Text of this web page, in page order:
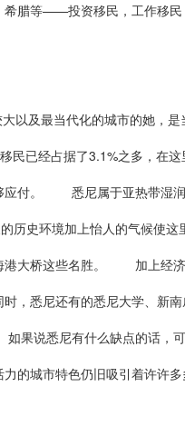
腊等——投资移民，工作移
及最当代化的城市的她，是
民已经占据了3.1%之多，在
应付。 悉尼属于亚热带湿
历史环境加上怡人的气候使
港大桥这些名胜。 加上经
，悉尼还有的悉尼大学、新
说悉尼有什么缺点的话，
的城市特色仍旧吸引着许许